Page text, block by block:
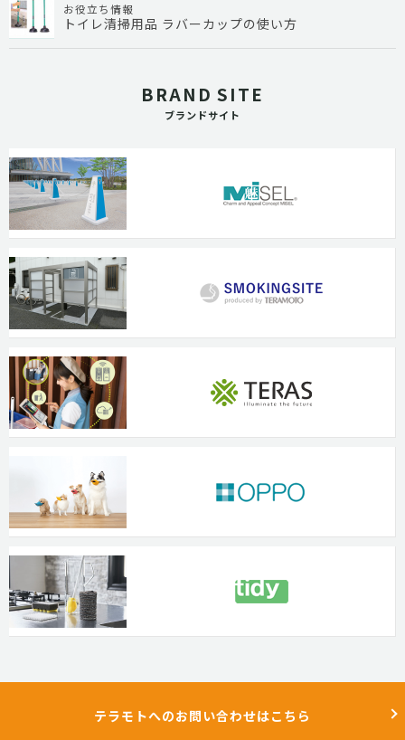
お役立ち情報
トイレ清掃用品 ラバーカップの使い方
BRAND SITE
ブランドサイト
テラモトへのお問い合わせはこちら